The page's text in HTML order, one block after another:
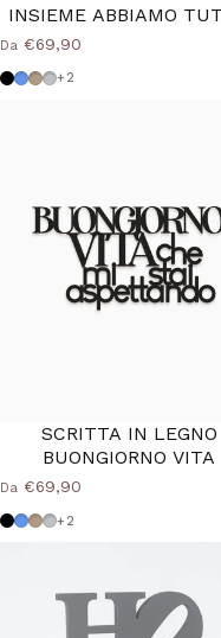
INSIEME ABBIAMO
Da €69,90
Nero
Azzurro Polvere
Tortora
Grigio Medio
+2
SCRITTA IN LEGNO
BUONGIORNO VITA
Da €69,90
Nero
Azzurro Polvere
Tortora
Grigio Medio
+2